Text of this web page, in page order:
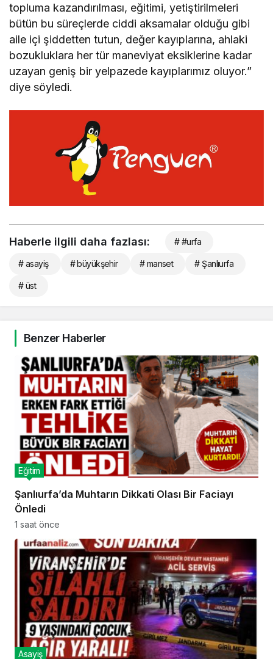
topluma kazandırılması, eğitimi, yetiştirilmeleri
bütün bu süreçlerde ciddi aksamalar olduğu gibi
aile içi şiddetten tutun, değer kayıplarına, ahlaki
bozukluklara her tür maneviyat eksiklerine kadar
uzayan geniş bir yelpazede kayıplarımız oluyor.”
diye söyledi.
Haberle ilgili daha fazlası: # #urfa
# asayiş # büyükşehir # manset # Şanlıurfa
# üst
Benzer Haberler
Şanlıurfa’da Muhtarın Dikkati Olası Bir Faciayı
Önledi
Eğitim
1 saat önce
Asayiş